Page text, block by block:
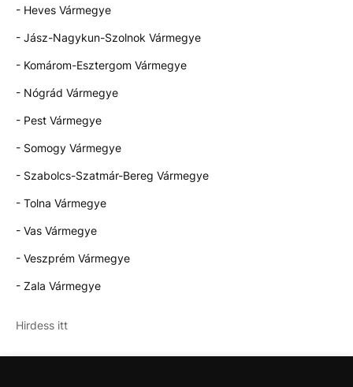
- Heves Vármegye
- Jász-Nagykun-Szolnok Vármegye
- Komárom-Esztergom Vármegye
- Nógrád Vármegye
- Pest Vármegye
- Somogy Vármegye
- Szabolcs-Szatmár-Bereg Vármegye
- Tolna Vármegye
- Vas Vármegye
- Veszprém Vármegye
- Zala Vármegye
Hirdess itt